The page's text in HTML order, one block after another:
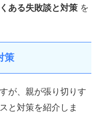
ある失敗談と対策 を
策
が、親が張り切りす
と対策を紹介しま